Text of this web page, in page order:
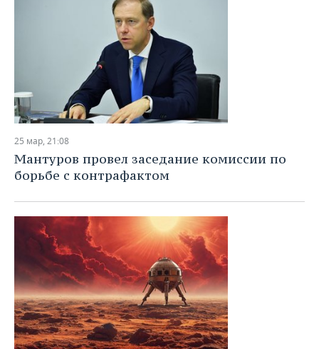
25 мар, 21:08
Мантуров провел заседание комиссии по
борьбе с контрафактом